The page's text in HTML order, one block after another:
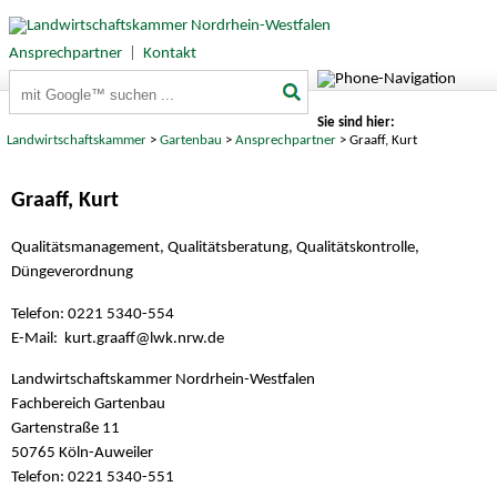
Ansprechpartner|
Kontakt
Sie sind hier:
Landwirtschaftskammer >Gartenbau >Ansprechpartner > Graaff, Kurt
Graaff, Kurt
Qualitätsmanagement, Qualitätsberatung, Qualitätskontrolle,
Düngeverordnung
Telefon: 0221 5340-554
E-Mail: kurt.graaff@ lwk.nrw.de
Landwirtschaftskammer Nordrhein-Westfalen
Fachbereich Gartenbau
Gartenstraße 11
50765 Köln-Auweiler
Telefon: 0221 5340-551